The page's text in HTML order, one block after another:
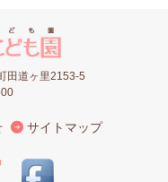
田道ヶ里2153-5
サイトマップ